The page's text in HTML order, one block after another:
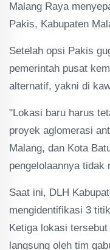
Malang Raya
Pakis, Kabupaten
Setelah opsi Pakis
pemerintah pusat
alternatif, yakni di
"Lokasi baru harus
proyek aglomerasi
Malang, dan Kota
pengelolaannya tidak
Saat ini, DLH
mengidentifikasi 3
Ketiga lokasi
langsung oleh tim